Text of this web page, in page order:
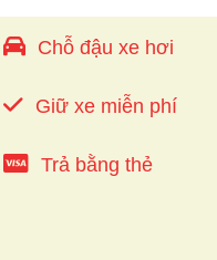
Chỗ đậu xe hơi
Giữ xe miễn phí
Trả bằng thẻ